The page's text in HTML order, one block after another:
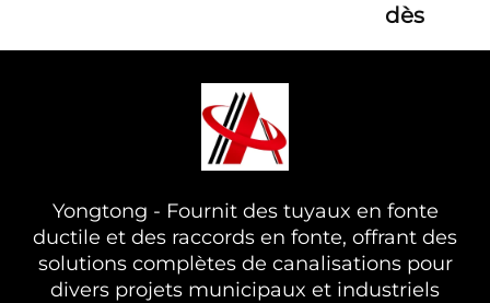
dès
Yongtong - Fournit des tuyaux en fonte
ductile et des raccords en fonte, offrant des
solutions complètes de canalisations pour
divers projets municipaux et industriels